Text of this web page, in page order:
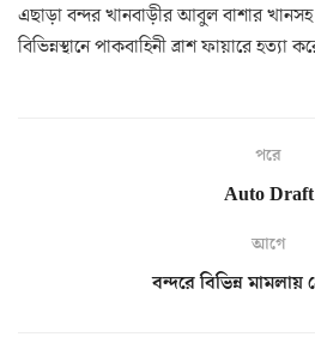
এছাড়া বন্দর খানবাড়ীর আবুল বাশার
বিভিন্নস্থানে পাকবাহিনী ব্রাশ ফায়ারে হত্যা
পরে
Auto Draft
আগে
বন্দরে বিভিন্ন মামলায়